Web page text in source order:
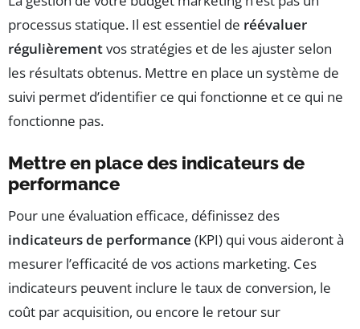
processus statique. Il est essentiel de réévaluer
régulièrementvos stratégies et de les ajuster selon
les résultats obtenus. Mettre en place un système de
suivi permet d’identifier ce qui fonctionne et ce qui ne
fonctionne pas.
Mettre en place des indicateurs de
performance
Pour une évaluation efficace, définissez des
indicateurs de performance (KPI) qui vous aideront à
mesurer l’efficacité de vos actions marketing. Ces
indicateurs peuvent inclure le taux de conversion, le
coût par acquisition, ou encore le retour sur